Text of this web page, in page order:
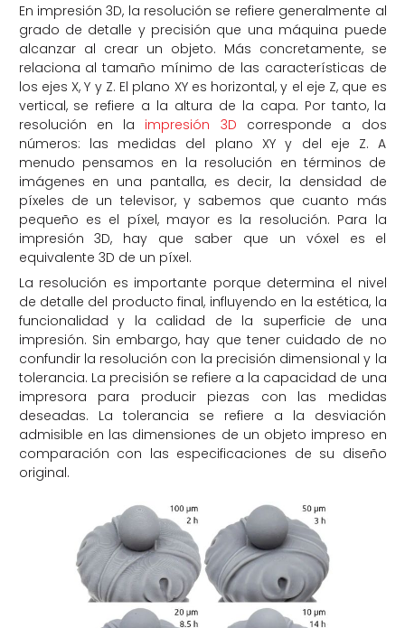
En impresión 3D, la resolución se refiere generalmente al
grado de detalle y precisión que una máquina puede
alcanzar al crear un objeto. Más concretamente, se
relaciona al tamaño mínimo de las características de
los ejes X, Y y Z. El plano XY es horizontal, y el eje Z, que es
vertical, se refiere a la altura de la capa. Por tanto, la
resolución en la impresión 3D corresponde a dos
números: las medidas del plano XY y del eje Z. A
menudo pensamos en la resolución en términos de
imágenes en una pantalla, es decir, la densidad de
píxeles de un televisor, y sabemos que cuanto más
pequeño es el píxel, mayor es la resolución. Para la
impresión 3D, hay que saber que un vóxel es el
equivalente 3D de un píxel.
La resolución es importante porque determina el nivel
de detalle del producto final, influyendo en la estética, la
funcionalidad y la calidad de la superficie de una
impresión. Sin embargo, hay que tener cuidado de no
confundir la resolución con la precisión dimensional y la
tolerancia. La precisión se refiere a la capacidad de una
impresora para producir piezas con las medidas
deseadas. La tolerancia se refiere a la desviación
admisible en las dimensiones de un objeto impreso en
comparación con las especificaciones de su diseño
original.